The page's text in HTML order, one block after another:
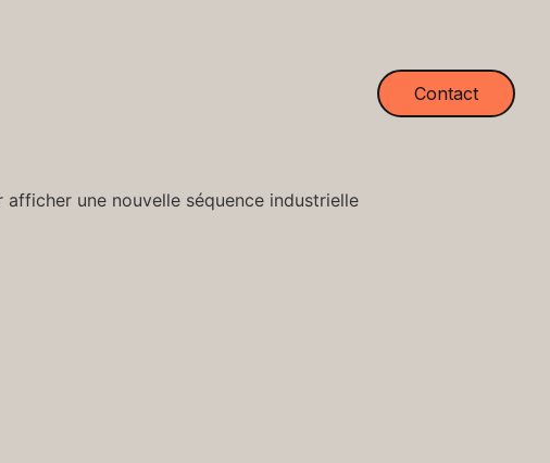
Contact
une nouvelle séquence industrielle